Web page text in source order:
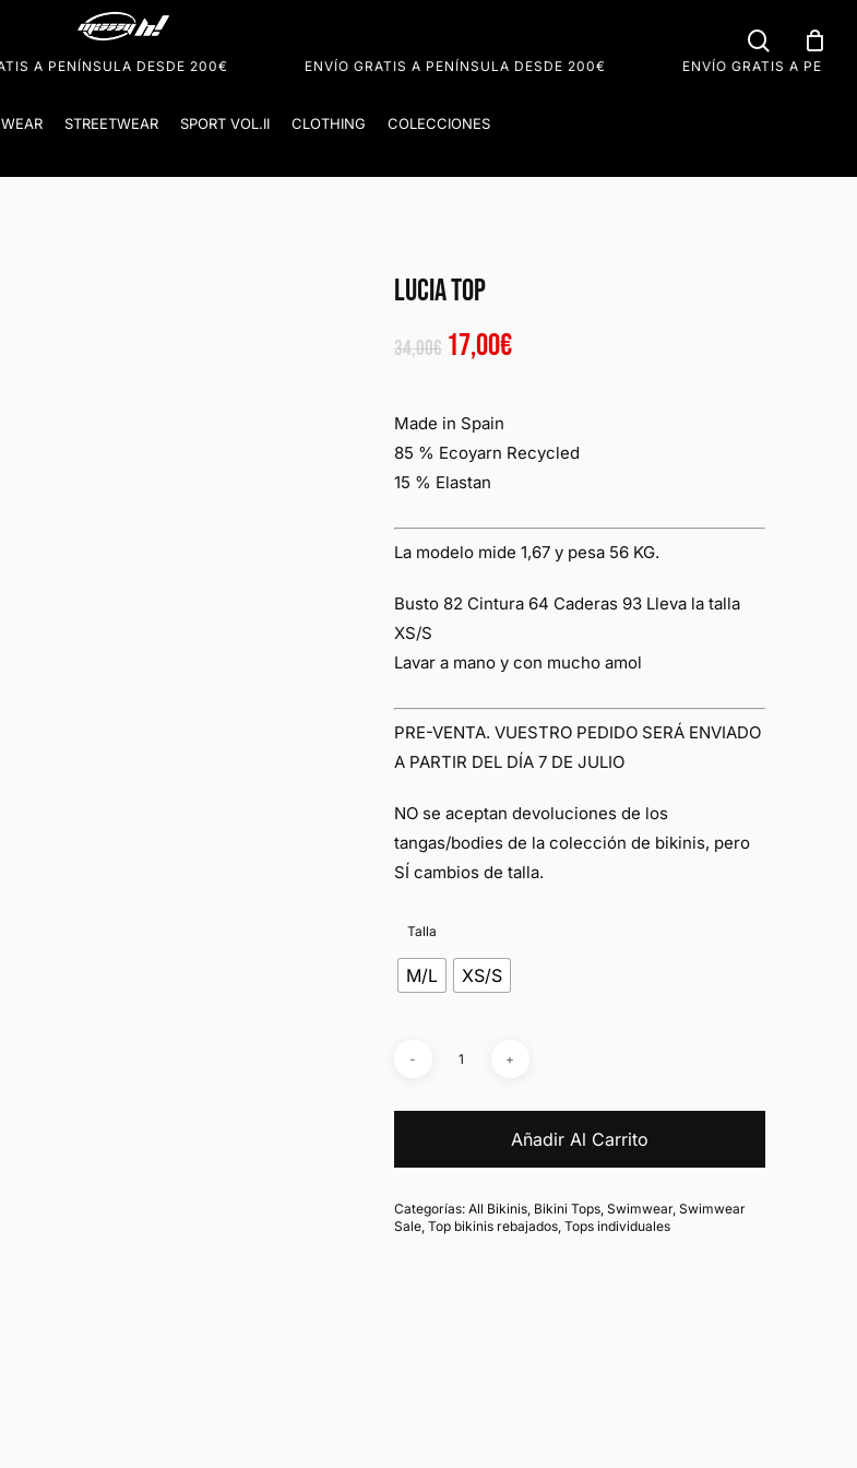
DESDE 200€ ENVÍO GRATIS A PENÍNSULA DESDE 200€ ENVÍO GRATIS A PENÍNSULA
STREETWEAR SPORT VOL.II CLOTHING COLECCIONES
Close
Cart
Lucia Top
34,00€ El
original
era:
34,00€.
17,00€El
es:
Made in Spain
85 % Ecoyarn Recycled
15 % Elastan
La modelo mide 1,67 y pesa 56 KG.
Busto 82 Cintura 64 Caderas 93 Lleva la talla
XS/S
Lavar a mano y con mucho amol
PRE-VENTA. VUESTRO PEDIDO SERÁ ENVIADO
A PARTIR DEL DÍA 7 DE JULIO
NOse aceptan devoluciones de los
tangas/bodies de la colección de bikinis, pero
SÍ cambios de talla.
Talla
M/L XS/S
Añadir Al Carrito
Categorías: All Bikinis, Bikini Tops, Swimwear, Swimwear
Sale, Top bikinis rebajados, Tops individuales